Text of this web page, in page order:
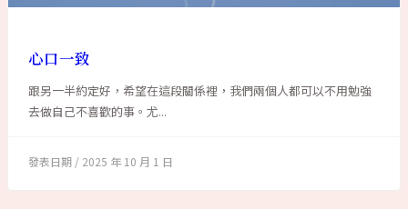
心口一致
跟另一半約定好，希望在這段關係裡，我們兩個人都可以不用勉強
去做自己不喜歡的事。尤...
2025 年 10 月 1 日